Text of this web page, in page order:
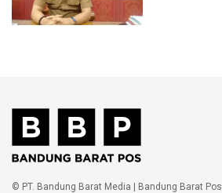
© PT. Bandung Barat Media | Bandung Barat Pos